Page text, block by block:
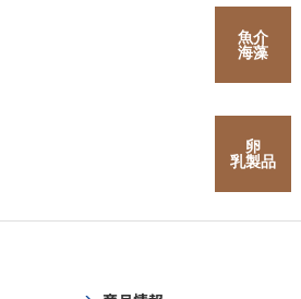
魚介
海藻
卵
乳製品